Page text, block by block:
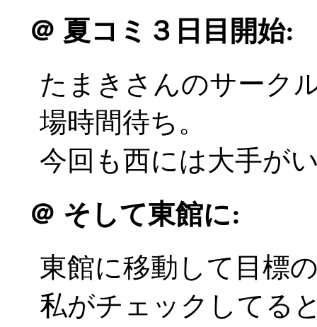
＠ 夏コミ３日目開始:
たまきさんのサーク
場時間待ち。
今回も西には大手が
＠ そして東館に:
東館に移動して目標
私がチェックしてる